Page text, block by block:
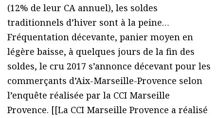
(12% de leur CA annuel), les soldes
traditionnels d’hiver sont à la peine…
Fréquentation décevante, panier moyen en
légère baisse, à quelques jours de la fin des
soldes, le cru 2017 s’annonce décevant pour les
commerçants d’Aix-Marseille-Provence selon
l’enquête réalisée par la CCI Marseille
Provence. [[La CCI Marseille Provence a réalisé